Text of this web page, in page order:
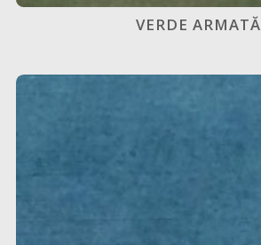
VERDE ARMATĂ